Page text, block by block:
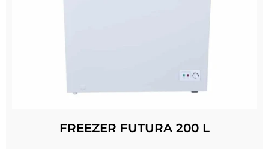
FREEZER FUTURA 200 L